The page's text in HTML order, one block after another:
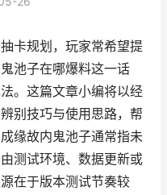
卡规划，玩家常希望提
池子在哪爆料这一话
。这篇文章小编将以经
别技巧与使用思路，帮
缘故内鬼池子通常指未
测试环境、数据更新或
在于版本测试节奏较